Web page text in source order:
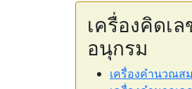
เครื่องคิดเ
อนุกรม
เครื่องคำนวณส